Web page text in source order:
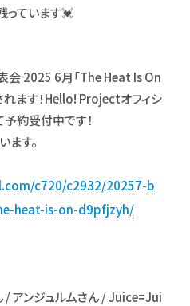
っています💓
2025 6月「The Heat Is On
ます！Hello! Projectオフィシ
予約受付中です！
す。
c720/c2932/20257-b
heat-is-on-d9pfjzyh/
/ アンジュルムさん / Juice=Jui